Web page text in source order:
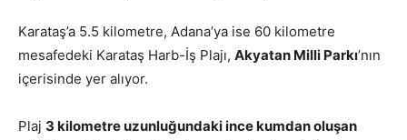
Karataş’a 5.5 kilometre, Adana’ya ise 60 kilometre
mesafedeki Karataş Harb-İş Plajı, Akyatan Milli Parkı’nın
içerisinde yer alıyor.
Plaj 3 kilometre uzunluğundaki ince kumdan oluşan